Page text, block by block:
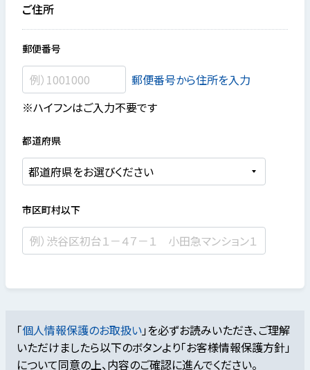
ご住所
郵便番号
郵便番号から住所を入力
※ハイフンはご入力不要です
都道府県
市区町村以下
「個人情報保護のお取扱い」を必ずお読みいただき、ご理解
いただけましたら以下のボタンより「お客様情報保護方針」
について同意の上、内容のご確認に進んでください。